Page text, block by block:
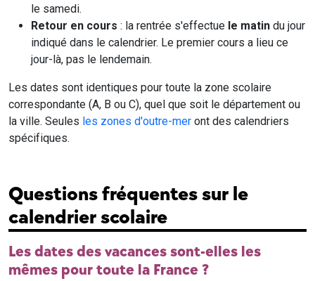
le samedi.
Retour en cours : la rentrée s'effectue le matin du jour
indiqué dans le calendrier. Le premier cours a lieu ce
jour-là, pas le lendemain.
Les dates sont identiques pour toute la zone scolaire
correspondante (A, B ou C), quel que soit le département ou
la ville. Seules les zones d'outre-mer ont des calendriers
spécifiques.
Questions fréquentes sur le
calendrier scolaire
Les dates des vacances sont-elles les
mêmes pour toute la France ?